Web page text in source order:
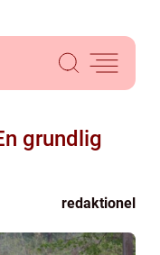
grundlig
redaktionel